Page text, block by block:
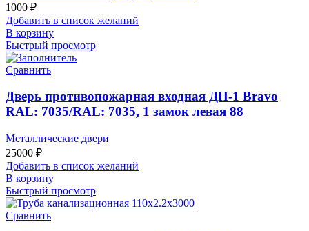
1000 ₽
Добавить в список желаний
В корзину
Быстрый просмотр
Сравнить
Дверь противопожарная входная ДП-1 Bravo
RAL: 7035/RAL: 7035, 1 замок левая 88
Металлические двери
25000 ₽
Добавить в список желаний
В корзину
Быстрый просмотр
Сравнить